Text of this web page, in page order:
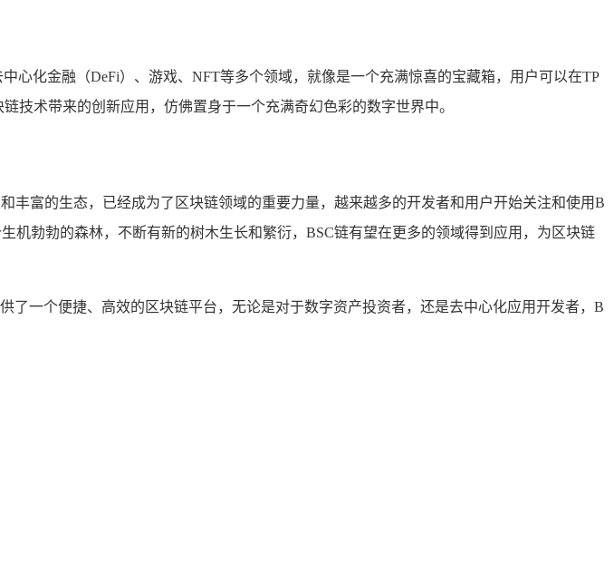
心化金融（DeFi）、游戏、NFT等多个领域，就像是一个充满惊喜的宝藏箱，用户可以在TP
技术带来的创新应用，仿佛置身于一个充满奇幻色彩的数字世界中。
丰富的生态，已经成为了区块链领域的重要力量，越来越多的开发者和用户开始关注和使用B
机勃勃的森林，不断有新的树木生长和繁衍，BSC链有望在更多的领域得到应用，为区块链
一个便捷、高效的区块链平台，无论是对于数字资产投资者，还是去中心化应用开发者，B